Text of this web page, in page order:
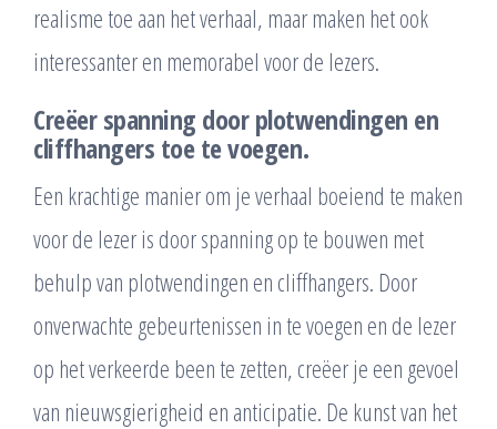
realisme toe aan het verhaal, maar maken het ook
interessanter en memorabel voor de lezers.
Creëer spanning door plotwendingen en
cliffhangers toe te voegen.
Een krachtige manier om je verhaal boeiend te maken
voor de lezer is door spanning op te bouwen met
behulp van plotwendingen en cliffhangers. Door
onverwachte gebeurtenissen in te voegen en de lezer
op het verkeerde been te zetten, creëer je een gevoel
van nieuwsgierigheid en anticipatie. De kunst van het